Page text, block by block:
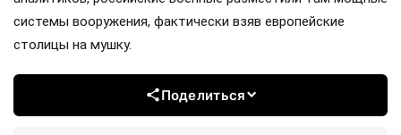
системы вооружения, фактически взяв европейские
столицы на мушку.
Поделиться